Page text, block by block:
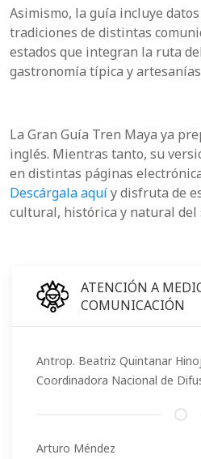
Asimismo, la guía incluye
tradiciones de distintas
estados que integran la ruta
gastronomía típica y
La Gran Guía Tren Maya ya
inglés. Mientras tanto, su
en distintas páginas
Descárgala aquíy disfruta de
cultural, histórica y natural del
ATENCIÓN A
COMUNICACIÓN
Antrop. Beatriz Quintanar
Coordinadora Nacional de
Arturo Méndez